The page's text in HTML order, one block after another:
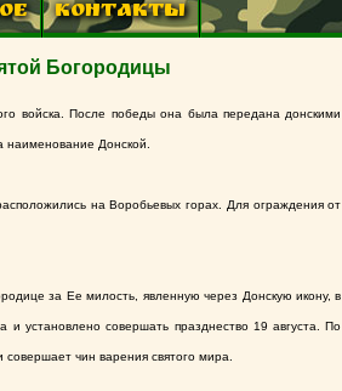
КОНТАКТЫ
Богородицы
войска. После победы она была передана донскими
наименование Донской.
на Воробьевых горах. Для ограждения от
за Ее милость, явленную через Донскую икону, в
установлено совершать празднество 19 августа. По
чин варения святого мира.